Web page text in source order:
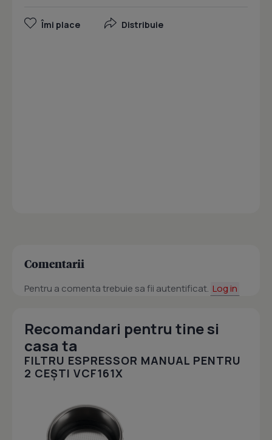
Îmi place Distribuie
Comentarii
Pentru a comenta trebuie sa fii autentificat. Log in
Recomandari pentru tine si
casa ta
FILTRU ESPRESSOR MANUAL PENTRU
2 CEȘTI VCF161X